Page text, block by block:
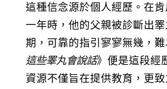
這種信念源於個人經歷。在
一年時，他的父親被診斷出
期，可靠的指引寥寥無幾，難
這些睪丸會說話》便是這段經
資源不僅旨在提供教育，更